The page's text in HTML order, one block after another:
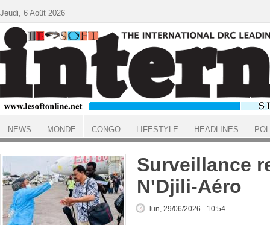
ACCUEIL
Surveillance
N'Djili-Aéro
lun, 29/06/2026 - 10:54
Jeudi, 6 Août 2026
NEWS MONDE CONGO LIFESTYLE HEADLINES